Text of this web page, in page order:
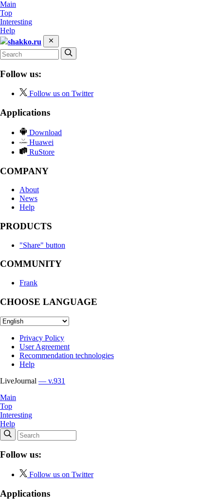
Main
Top
Interesting
Help
shakko.ru
Follow us:
Follow us on Twitter
Applications
Download
Huawei
RuStore
COMPANY
About
News
Help
PRODUCTS
"Share" button
COMMUNITY
Frank
CHOOSE LANGUAGE
Privacy Policy
User Agreement
Recommendation technologies
Help
LiveJournal — v.931
Main
Top
Interesting
Help
Follow us:
Follow us on Twitter
Applications